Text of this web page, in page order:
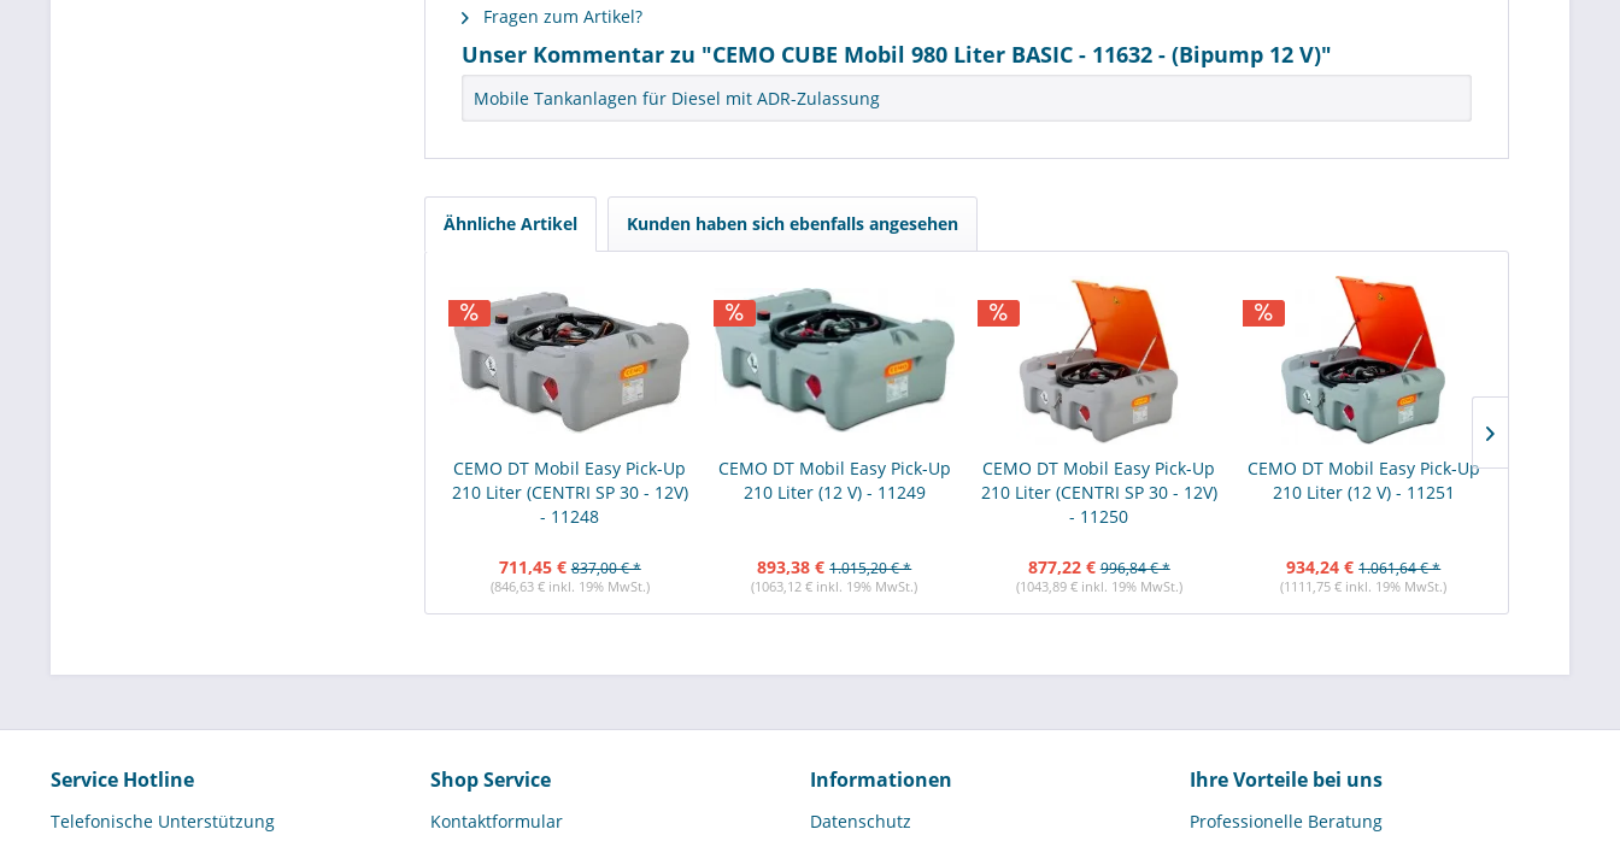
Fragen zum Artikel?
Unser Kommentar zu "CEMO CUBE Mobil 980 Liter BASIC - 11632 - (Bipump 12 V)"
Mobile Tankanlagen für Diesel mit ADR-Zulassung
Ähnliche Artikel Kunden haben sich ebenfalls angesehen
CEMO DT Mobil Easy Pick-Up
210 Liter (CENTRI SP 30 - 12V)
- 11248
711,45 € 837,00 € *
(846,63 € inkl. 19% MwSt.)
CEMO DT Mobil Easy Pick-Up
210 Liter (12 V) - 11249
893,38 € 1.015,20 € *
(1063,12 € inkl. 19% MwSt.)
CEMO DT Mobil Easy Pick-Up
210 Liter (CENTRI SP 30 - 12V)
- 11250
877,22 € 996,84 € *
(1043,89 € inkl. 19% MwSt.)
CEMO DT Mobil Easy Pick-Up
210 Liter (12 V) - 11251
934,24 € 1.061,64 € *
(1111,75 € inkl. 19% MwSt.)
Service Hotline
Telefonische Unterstützung
Shop Service
Kontaktformular
Informationen
Datenschutz
Ihre Vorteile bei uns
Professionelle Beratung